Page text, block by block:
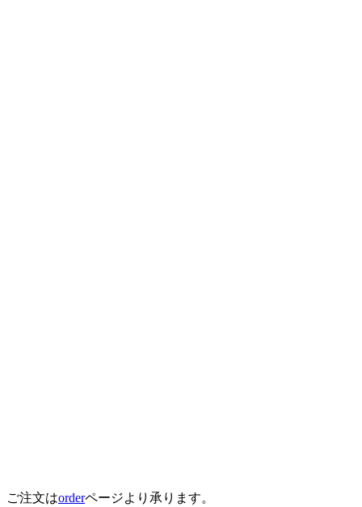
ご注文はorderページより承ります。